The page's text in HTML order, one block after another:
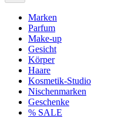
Marken
Parfum
Make-up
Gesicht
Körper
Haare
Kosmetik-Studio
Nischenmarken
Geschenke
% SALE